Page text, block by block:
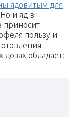
ядовитым для
и яд в
приносит
пользу и
обладает: